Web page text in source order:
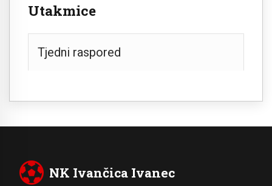
Utakmice
Tjedni raspored
NK Ivančica Ivanec